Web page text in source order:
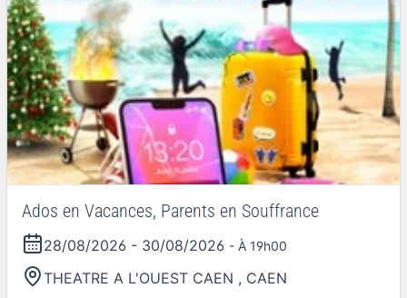
Ados en Vacances, Parents en Souffrance
28/08/2026 - 30/08/2026 - À 19h00
THEATRE A L'OUEST CAEN , CAEN